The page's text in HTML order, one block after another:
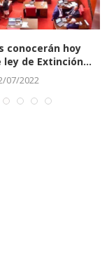
dice se deben
al menos...
10/2021